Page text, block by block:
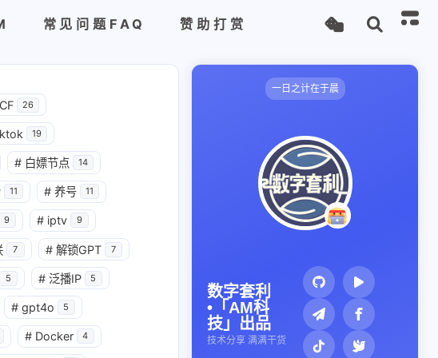
常见问题FAQ 赞助打赏
CF 26
19
# 白嫖节点 14
11 # 养号 11
9 # iptv 9
7 # 解锁GPT 7
5 # 泛播IP 5
# gpt4o 5
# Docker 4
一日之计在于晨
数字套利
•「AM科
技」出品
技术分享 满满干货